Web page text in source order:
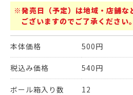
※発売日（予定）は地域・店舗な
ございますのでご了承ください。
本体価格 500円
税込み価格 540円
ボール箱入り数 12